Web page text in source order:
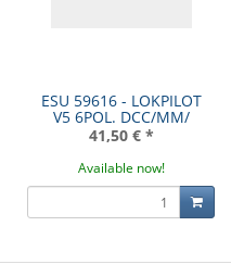
ESU 59616 - LOKPILOT
V5 6POL. DCC/MM/
41,50 € *
Available now!